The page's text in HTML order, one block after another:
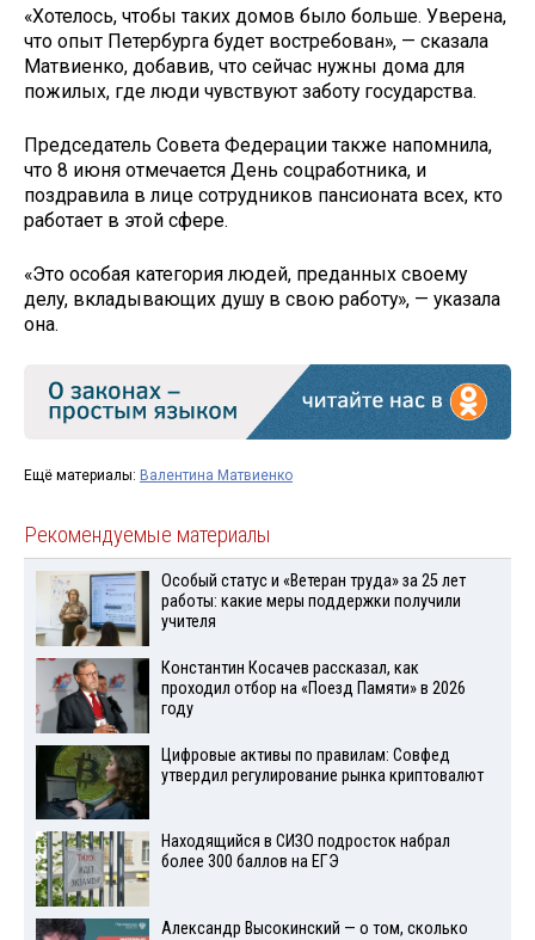
«Хотелось, чтобы таких домов было больше. Уверена,
что опыт Петербурга будет востребован», — сказала
Матвиенко, добавив, что сейчас нужны дома для
пожилых, где люди чувствуют заботу государства.
Председатель Совета Федерации также напомнила,
что 8 июня отмечается День соцработника, и
поздравила в лице сотрудников пансионата всех, кто
работает в этой сфере.
«Это особая категория людей, преданных своему
делу, вкладывающих душу в свою работу», — указала
она.
Ещё материалы: Валентина Матвиенко
Рекомендуемые материалы
Особый статус и «Ветеран труда» за 25 лет
работы: какие меры поддержки получили
учителя
Константин Косачев рассказал, как
проходил отбор на «Поезд Памяти» в 2026
году
Цифровые активы по правилам: Совфед
утвердил регулирование рынка криптовалют
Находящийся в СИЗО подросток набрал
более 300 баллов на ЕГЭ
Александр Высокинский — о том, сколько